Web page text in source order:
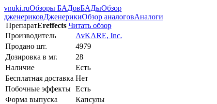
vnuki.ruОбзоры БАДовБАДыОбзор
дженериковДженерикиОбзор аналоговАналоги
ПрепаратEreffects Читать обзор
Производитель
AvKARE, Inc.
Продано шт.
4979
Дозировка в мг.
28
Наличие
Есть
Бесплатная доставка Нет
Побочные эффекты Есть
Форма выпуска
Капсулы